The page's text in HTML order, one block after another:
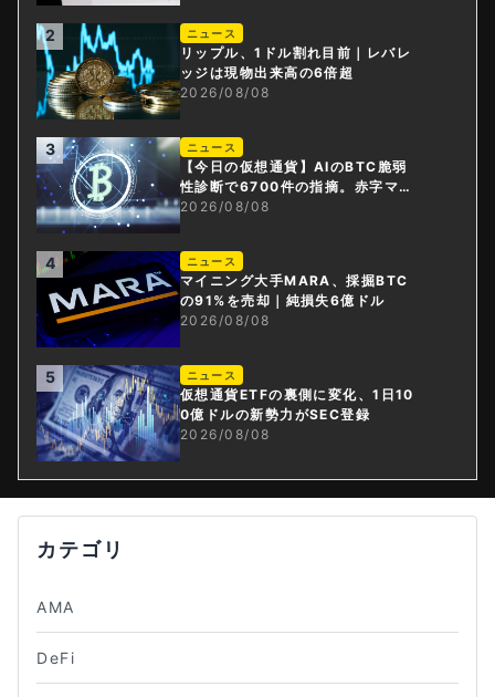
2 ニュース
リップル、1ドル割れ目前｜レバレ
ッジは現物出来高の6倍超
2026/08/08
3 ニュース
【今日の仮想通貨】AIのBTC脆弱
性診断で6700件の指摘。赤字マイ
ニング企業はAIに賭ける
2026/08/08
4 ニュース
マイニング大手MARA、採掘BTC
の91%を売却｜純損失6億ドル
2026/08/08
5 ニュース
仮想通貨ETFの裏側に変化、1日10
0億ドルの新勢力がSEC登録
2026/08/08
カテゴリ
AMA
DeFi